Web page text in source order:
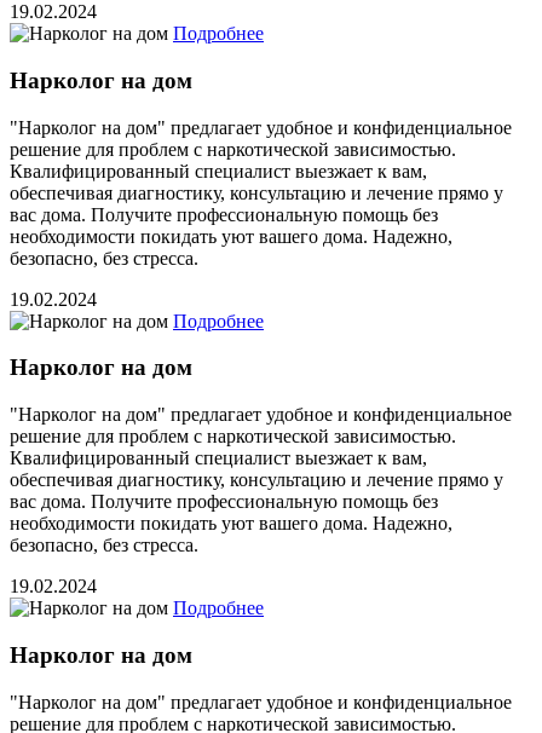
19.02.2024
Подробнее
Нарколог на дом
"Нарколог на дом" предлагает удобное и конфиденциальное
решение для проблем с наркотической зависимостью.
Квалифицированный специалист выезжает к вам,
обеспечивая диагностику, консультацию и лечение прямо у
вас дома. Получите профессиональную помощь без
необходимости покидать уют вашего дома. Надежно,
безопасно, без стресса.
19.02.2024
Подробнее
Нарколог на дом
"Нарколог на дом" предлагает удобное и конфиденциальное
решение для проблем с наркотической зависимостью.
Квалифицированный специалист выезжает к вам,
обеспечивая диагностику, консультацию и лечение прямо у
вас дома. Получите профессиональную помощь без
необходимости покидать уют вашего дома. Надежно,
безопасно, без стресса.
19.02.2024
Подробнее
Нарколог на дом
"Нарколог на дом" предлагает удобное и конфиденциальное
решение для проблем с наркотической зависимостью.